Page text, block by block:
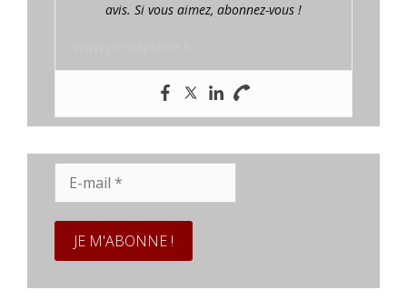
avis. Si vous aimez, abonnez-vous !
mail